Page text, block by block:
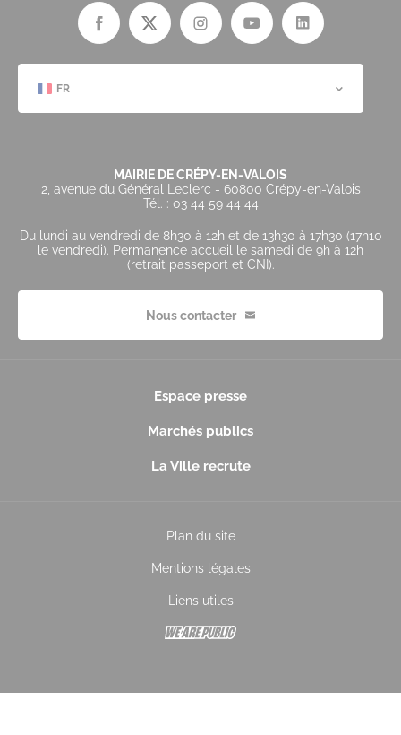
FR
MAIRIE DE CRÉPY-EN-VALOIS
2, avenue du Général Leclerc - 60800 Crépy-en-Valois
Tél. : 03 44 59 44 44
Du lundi au vendredi de 8h30 à 12h et de 13h30 à 17h30 (17h10
le vendredi). Permanence accueil le samedi de 9h à 12h
(retrait passeport et CNI).
Nous contacter
Espace presse
Marchés publics
La Ville recrute
Plan du site
Mentions légales
Liens utiles